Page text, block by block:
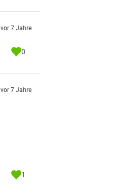
vor 7 Jahre
0
vor 7 Jahre
1